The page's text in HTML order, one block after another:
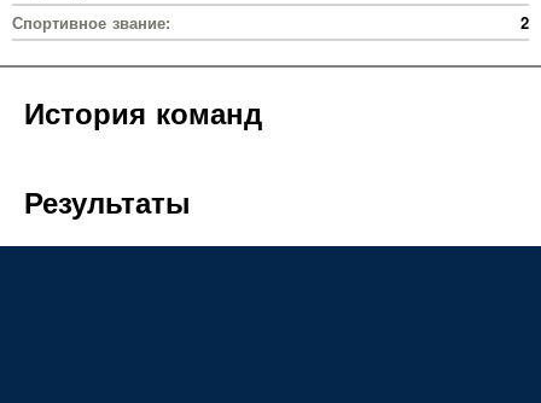
ДОКУМЕНТЫ
Спортивное звание:
2
История команд
Результаты